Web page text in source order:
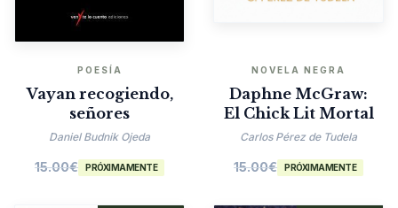
POESÍA
Vayan recogiendo,
señores
Daniel Budnik Ojeda
15.00€ PRÓXIMAMENTE
NOVELA NEGRA
Daphne McGraw:
El Chick Lit Mortal
Carlos Pérez de Tudela
15.00€ PRÓXIMAMENTE